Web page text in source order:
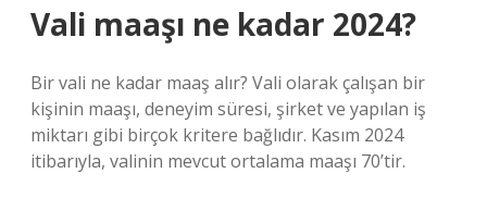
Vali maaşı ne kadar 2024?
Bir vali ne kadar maaş alır? Vali olarak çalışan bir
kişinin maaşı, deneyim süresi, şirket ve yapılan iş
miktarı gibi birçok kritere bağlıdır. Kasım 2024
itibarıyla, valinin mevcut ortalama maaşı 70’tir.